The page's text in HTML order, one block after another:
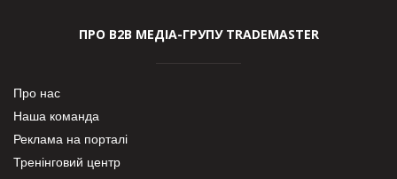
ПРО В2В МЕДІА-ГРУПУ TRADEMASTER
Про нас
Наша команда
Реклама на порталі
Тренінговий центр